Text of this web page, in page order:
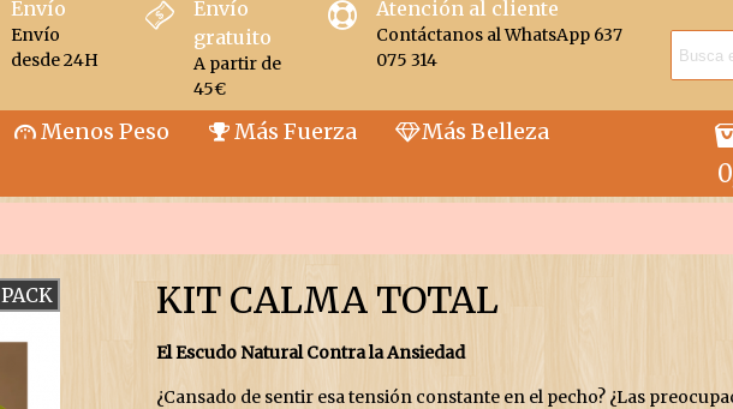
Envío
Envío
desde 24H
Envío
gratuito
A partir de
45€
Atención al cliente
Contáctanos al WhatsApp 637
075 314
Menos Peso Más Fuerza
Más Belleza
PACK KIT CALMA TOTAL
El Escudo Natural Contra la Ansiedad
¿Cansado de sentir esa tensión constante en el pecho? ¿Las